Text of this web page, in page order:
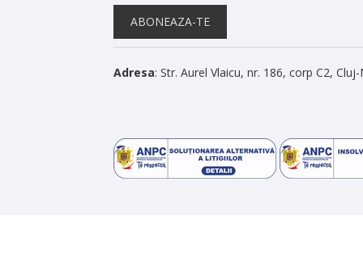
ABONEAZA-TE
Adresa: Str. Aurel Vlaicu, nr. 186, corp C2,